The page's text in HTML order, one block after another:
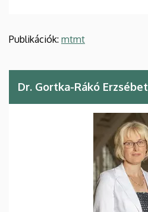
Publikációk: mtmt
Dr. Gortka-Rákó Erzsébet